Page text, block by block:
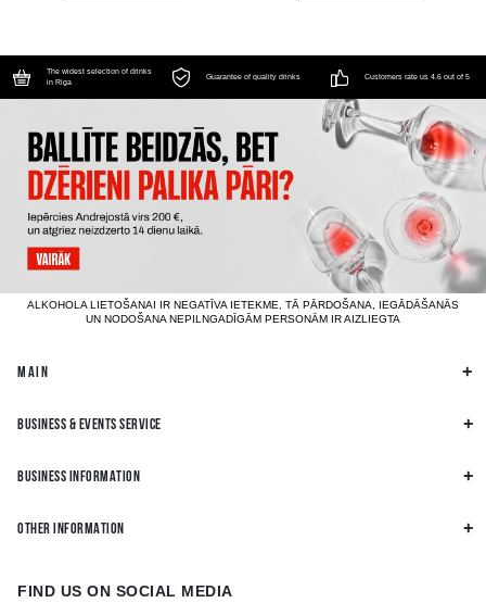
The widest selection of drinks
in Riga
Guarantee of quality drinks Customers rate us 4.6 out of 5
ALKOHOLA LIETOŠANAI IR NEGATĪVA IETEKME, TĀ PĀRDOŠANA, IEGĀDĀŠANĀS
UN NODOŠANA NEPILNGADĪGĀM PERSONĀM IR AIZLIEGTA
MAIN
BUSINESS & EVENTS SERVICE
BUSINESS INFORMATION
OTHER INFORMATION
FIND US ON SOCIAL MEDIA